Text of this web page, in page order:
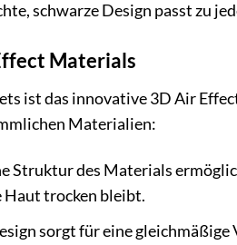
schwarze Design passt zu
Materials
ist das innovative 3D Air
Materialien:
Struktur des Materials
trocken bleibt.
sorgt für eine